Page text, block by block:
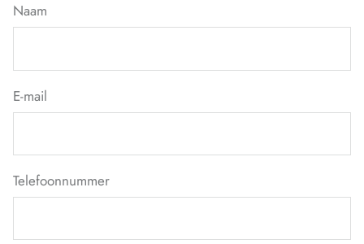
Naam
E-mail
Telefoonnummer